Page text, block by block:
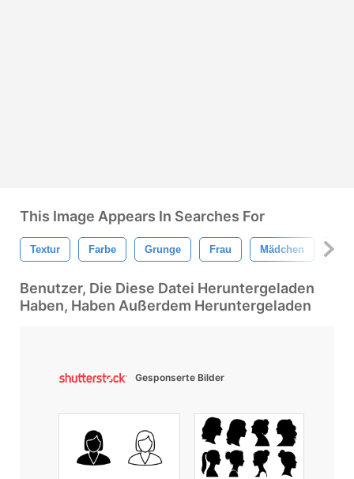
This Image Appears In Searches For
Textur Farbe Grunge Frau Mädchen Hell
Benutzer, Die Diese Datei Heruntergeladen
Haben, Haben Außerdem Heruntergeladen
Gesponserte Bilder